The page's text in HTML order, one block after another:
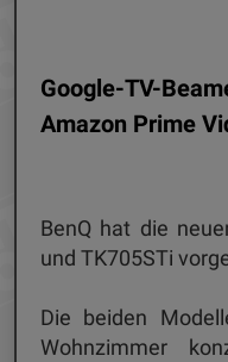
Google-TV-
Amazon Prime
BenQ hat die
und TK705STi
Die beiden
Wohnzimmer
Impressum